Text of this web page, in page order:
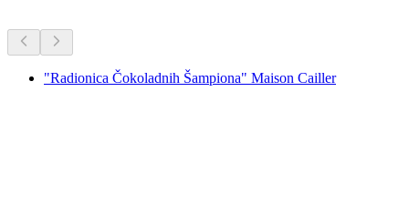
"Radionica Čokoladnih Šampiona" Maison Cailler